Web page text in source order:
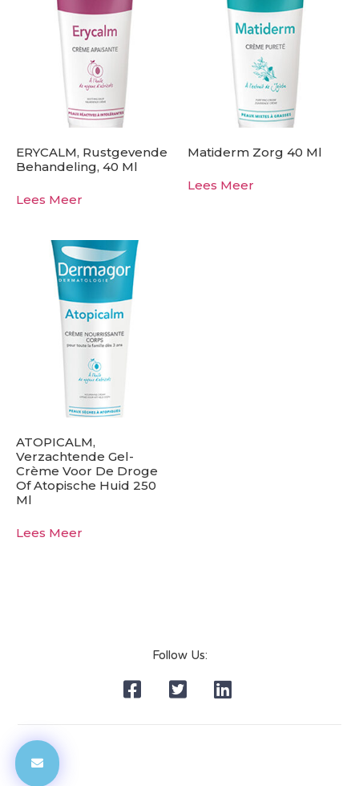
ERYCALM, Rustgevende
Behandeling, 40 Ml
Lees Meer
Matiderm Zorg 40 Ml
Lees Meer
ATOPICALM,
Verzachtende Gel-
Crème Voor De Droge
Of Atopische Huid 250
Ml
Lees Meer
Follow Us: